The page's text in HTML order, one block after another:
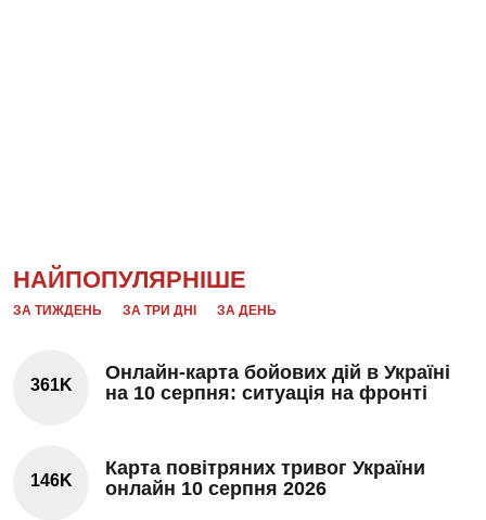
НАЙПОПУЛЯРНІШЕ
ЗА ТИЖДЕНЬ ЗА ТРИ ДНІ ЗА ДЕНЬ
361K
Онлайн-карта бойових дій в Україні
на 10 серпня: ситуація на фронті
146K
Карта повітряних тривог України
онлайн 10 серпня 2026